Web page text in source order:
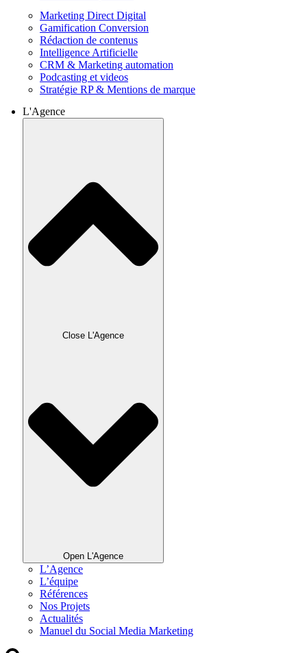
Marketing Direct Digital
Gamification Conversion
Rédaction de contenus
Intelligence Artificielle
CRM & Marketing automation
Podcasting et videos
Stratégie RP & Mentions de marque
L'Agence
Close L'Agence
Open L'Agence
L’Agence
L’équipe
Références
Nos Projets
Actualités
Manuel du Social Media Marketing